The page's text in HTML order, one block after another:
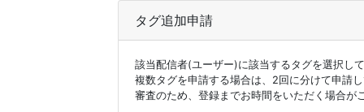
タグ追加申請
該当配信者(ユーザー)に該当するタグを選択し
複数タグを申請する場合は、2回に分けて申請
審査のため、登録までお時間をいただく場合が